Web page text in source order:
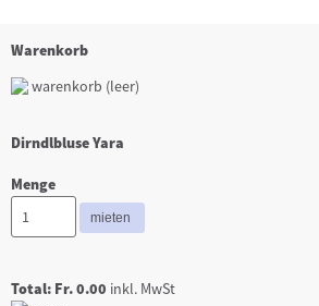
Warenkorb
warenkorb (leer)
Dirndlbluse Yara
Menge
Total: Fr. 0.00 inkl. MwSt